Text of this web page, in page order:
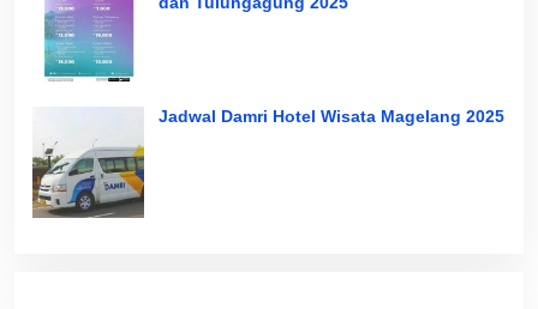
Jadwal Damri Hotel Wisata Magelang 2025